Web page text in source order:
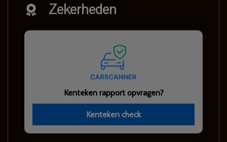
Zekerheden
Kenteken rapport opvragen?
Kenteken check